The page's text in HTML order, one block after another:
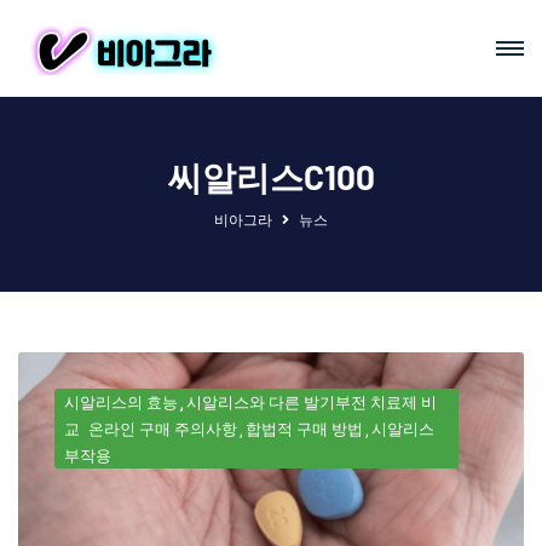
씨알리스c100
비아그라 뉴스
시알리스의 효능 시알리스와 다른 발기부전 치료제 비
교 온라인 구매 주의사항 합법적 구매 방법 시알리스
부작용